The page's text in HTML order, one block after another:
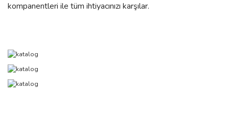
kompanentleri ile tüm ihtiyacınızı karşılar.